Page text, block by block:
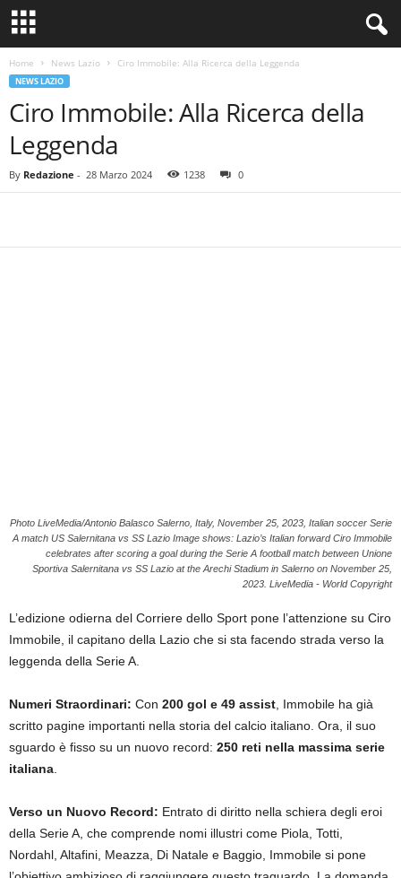
Home News Lazio Ciro Immobile: Alla Ricerca della Leggenda
NEWS LAZIO
Ciro Immobile: Alla Ricerca della
Leggenda
By Redazione - 28 Marzo 2024 1238 0
Photo LiveMedia/Antonio Balasco Salerno, Italy, November 25, 2023, Italian soccer Serie
A match US Salernitana vs SS Lazio Image shows: Lazio’s Italian forward Ciro Immobile
celebrates after scoring a goal during the Serie A football match between Unione
Sportiva Salernitana vs SS Lazio at the Arechi Stadium in Salerno on November 25,
2023. LiveMedia - World Copyright
L’edizione odierna del Corriere dello Sport pone l’attenzione su Ciro
Immobile, il capitano della Lazio che si sta facendo strada verso la
leggenda della Serie A.
Numeri Straordinari: Con 200 gol e 49 assist , Immobile ha già
scritto pagine importanti nella storia del calcio italiano. Ora, il suo
sguardo è fisso su un nuovo record: 250 reti nella massima serie
italiana
Verso un Nuovo Record: Entrato di diritto nella schiera degli eroi
della Serie A, che comprende nomi illustri come Piola, Totti,
Nordahl, Altafini, Meazza, Di Natale e Baggio, Immobile si pone